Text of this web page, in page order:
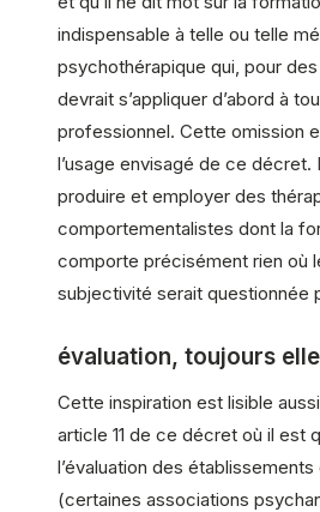
indispensable à telle ou telle
psychothérapique qui, pour
devrait s’appliquer d’abord à
professionnel. Cette omission
l’usage envisagé de ce décret.
produire et employer des
comportementalistes dont la
comporte précisément rien où
subjectivité serait questionnée
évaluation, toujours elle
Cette inspiration est lisible
article 11 de ce décret où il est
l’évaluation des
(certaines associations